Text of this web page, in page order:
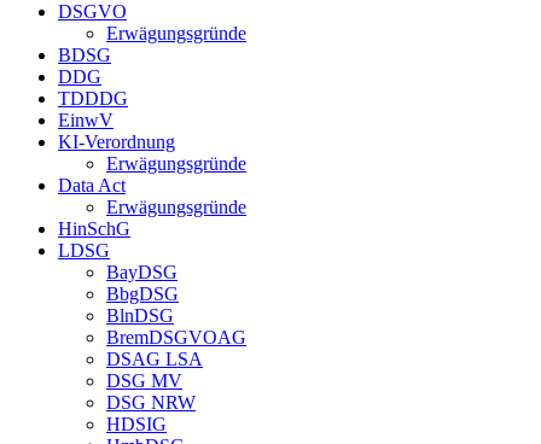
DSGVO
Erwägungsgründe
BDSG
DDG
TDDDG
EinwV
KI-Verordnung
Erwägungsgründe
Data Act
Erwägungsgründe
HinSchG
LDSG
BayDSG
BbgDSG
BlnDSG
BremDSGVOAG
DSAG LSA
DSG MV
DSG NRW
HDSIG